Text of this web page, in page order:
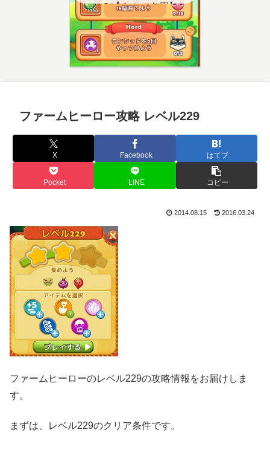
こ？【クエスト用】
ファームヒーロー攻略 レベル229
X Facebook はてブ
Pocket LINE コピー
2014.08.15 2016.03.24
ファームヒーローのレベル229の攻略情報をお届けしま
す。
まずは、レベル229のクリア条件です。